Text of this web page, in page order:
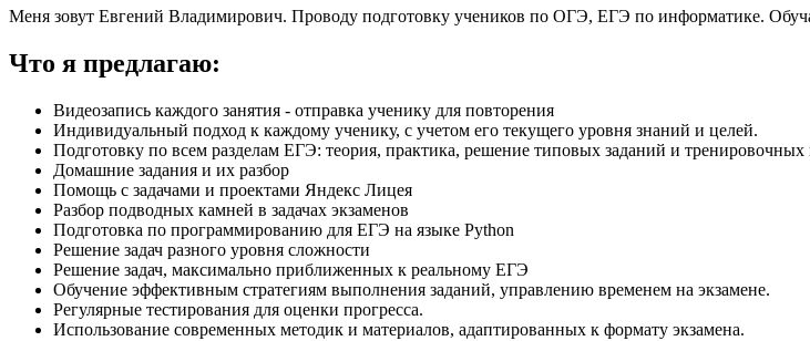
Меня зовут Евгений Владимирович. Проводу подготовку учеников по ОГЭ, ЕГЭ по информатике.
Что я предлагаю:
Видеозапись каждого занятия - отправка ученику для повторения
Индивидуальный подход к каждому ученику, с учетом его текущего уровня знаний и целей.
Подготовку по всем разделам ЕГЭ: теория, практика, решение типовых заданий и тренировочных
Домашние задания и их разбор
Помощь с задачами и проектами Яндекс Лицея
Разбор подводных камней в задачах экзаменов
Подготовка по программированию для ЕГЭ на языке Python
Решение задач разного уровня сложности
Решение задач, максимально приближенных к реальному ЕГЭ
Обучение эффективным стратегиям выполнения заданий, управлению временем на экзамене.
Регулярные тестирования для оценки прогресса.
Использование современных методик и материалов, адаптированных к формату экзамена.